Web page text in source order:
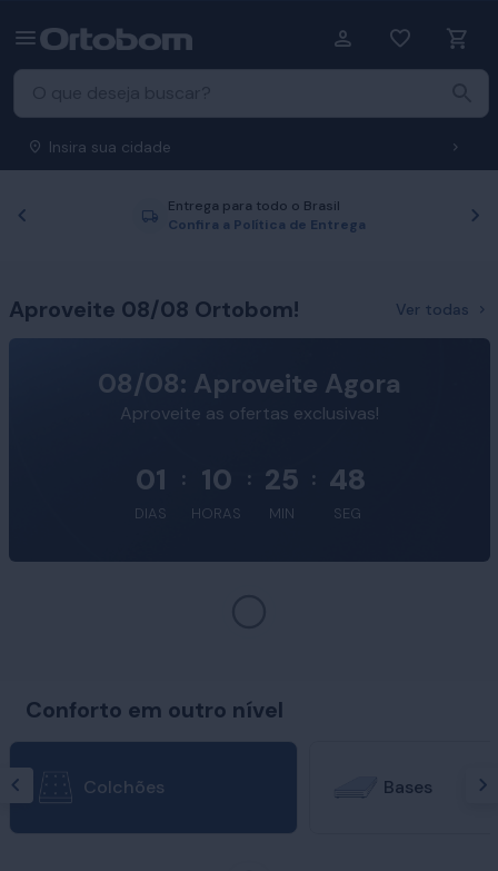
Insira sua cidade
Entrega para todo o Brasil
Confira a Política de Entrega
Anterior
Aproveite 08/08 Ortobom! Ver todas
08/08: Aproveite Agora
Aproveite as ofertas exclusivas!
01
DIAS
: 10
HORAS
: 25
MIN
: 47
SEG
Conforto em outro nível
Colchões Bases